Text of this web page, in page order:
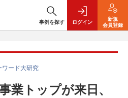
事例を探す ログイン
新規
会員登録
ード大研究
業トップが来日、